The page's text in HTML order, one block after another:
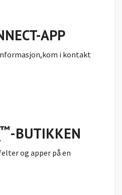
APP
i kontakt
™-BUTIKKEN
og apper på en